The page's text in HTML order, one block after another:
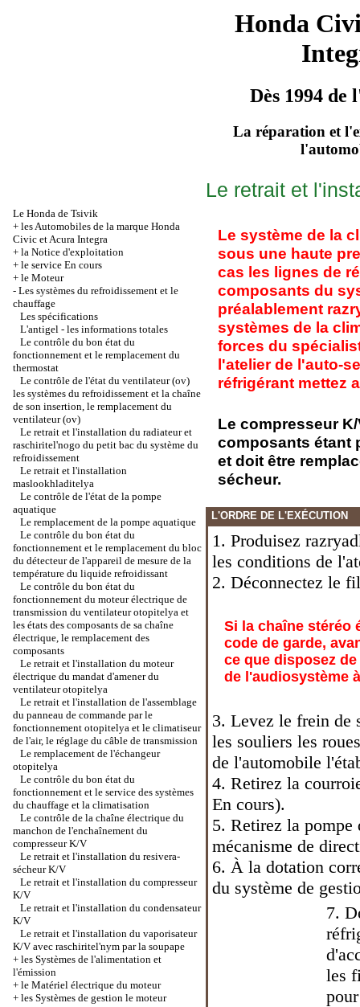
Honda
Dès 1994 de
La réparation et
Le Honda de Tsivik
+ les Automobiles de la marque Honda
Civic et Acura Integra
+ la Notice d'exploitation
+ le service En cours
+ le Moteur
- Les systèmes du refroidissement et le
chauffage
Les spécifications
L'antigel - les informations totales
Le contrôle du bon état du
fonctionnement et le remplacement du
thermostat
Le contrôle de l'état du ventilateur (ov)
les systèmes du refroidissement et la chaîne
de son insertion, le remplacement du
ventilateur (ov)
Le retrait et l'installation du radiateur et
raschiritel'nogo du petit bac du système du
refroidissement
Le retrait et l'installation
maslookhladitelya
Le contrôle de l'état de la pompe
aquatique
Le remplacement de la pompe aquatique
Le contrôle du bon état du
fonctionnement et le remplacement du bloc
du détecteur de l'appareil de mesure de la
température du liquide refroidissant
Le contrôle du bon état du
fonctionnement du moteur électrique de
transmission du ventilateur otopitelya et
les états des composants de sa chaîne
électrique, le remplacement des
composants
Le retrait et l'installation du moteur
électrique du mandat d'amener du
ventilateur otopitelya
Le retrait et l'installation de l'assemblage
du panneau de commande par le
fonctionnement otopitelya et le climatiseur
de l'air, le réglage du câble de transmission
Le remplacement de l'échangeur
otopitelya
Le contrôle du bon état du
fonctionnement et le service des systèmes
du chauffage et la climatisation
Le contrôle de la chaîne électrique du
manchon de l'enchaînement du
compresseur K/V
Le retrait et l'installation du resivera-
sécheur K/V
Le retrait et l'installation du compresseur
K/V
Le retrait et l'installation du condensateur
K/V
Le retrait et l'installation du vaporisateur
K/V avec raschiritel'nym par la soupape
+ les Systèmes de l'alimentation et
l'émission
+ le Matériel électrique du moteur
+ les Systèmes de gestion le moteur
Le retrait et
Le système de la
sous une haute
cas les lignes de
composants du
préalablement
systèmes de la
forces du
l'atelier de l'auto-
réfrigérant mettez
Le compresseur
composants étant
et doit être
sécheur.
L'ORDRE DE L'EXÉCUTION
1. Produisez
les conditions de
2. Déconnectez le
Si la chaîne stéréo
code de garde,
ce que disposez
de l'audiosystème
3. Levez le frein de
les souliers les
de l'automobile
4. Retirez la
En cours).
5. Retirez la pompe
mécanisme de
6. À la dotation
du système de
7.
les